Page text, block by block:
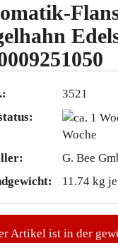
3521
Woche
G. Bee
11.74kg je
Artikel ist in der